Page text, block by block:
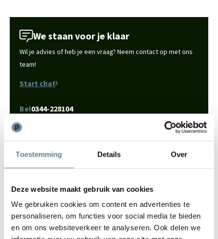
Toestemming Details Over
Deze website maakt gebruik van cookies
We gebruiken cookies om content en advertenties te
personaliseren, om functies voor social media te bieden
en om ons websiteverkeer te analyseren. Ook delen we
We staan voor je klaar
Wil je advies of heb je een vraag? Neem contact op met ons
team!
Start chat
Bel0344-228104
Whatsapp
Interieur